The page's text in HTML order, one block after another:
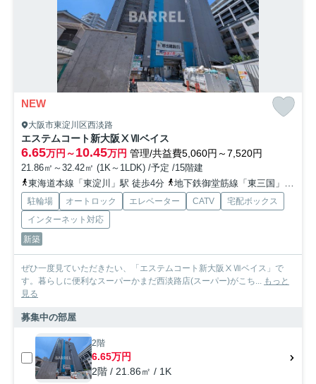
NEW
大阪市東淀川区西淡路
エステムコート新大阪ⅩⅦベイス
6.65万円～10.45万円 管理/共益費5,060円～7,520円
21.86㎡～32.42㎡ (1K～1LDK) /予定 /15階建
東海道本線「東淀川」駅 徒歩4分
地下鉄御堂筋線「東三国」駅 徒歩11分
駐輪場 オートロック エレベーター CATV
宅配ボックス
インターネット対応
新築
ぜひ一度見ていただきたい、「エステムコート新大阪ⅩⅦベイス」で
す。暮らしに便利なスーパーかまだ西淡路店(スーパー)がこち... もっと
見る
募集中の部屋
2階
6.65万円
2階 / 21.86㎡ / 1K